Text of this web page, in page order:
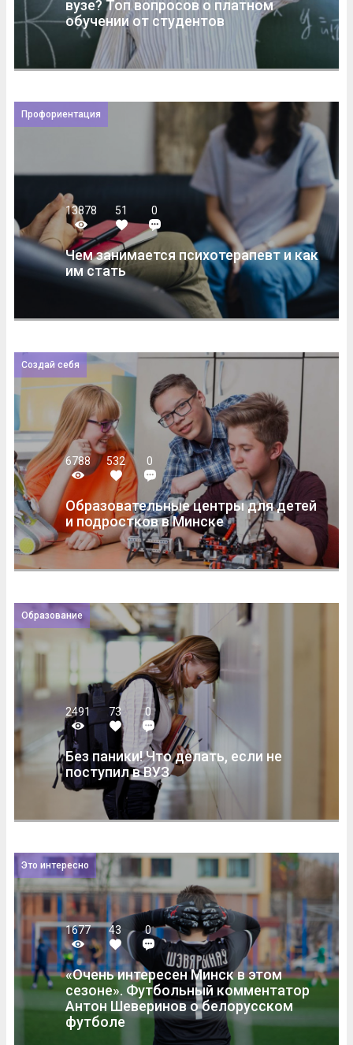
вузе? Топ вопросов о платном
обучении от студентов
Профориентация
13878 51 0
Чем занимается психотерапевт и как
им стать
Создай себя
6788 532 0
Образовательные центры для детей
и подростков в Минске
Образование
2491 73 0
Без паники! Что делать, если не
поступил в ВУЗ
Это интересно
1677 43 0
«Очень интересен Минск в этом
сезоне». Футбольный комментатор
Антон Шеверинов о белорусском
футболе